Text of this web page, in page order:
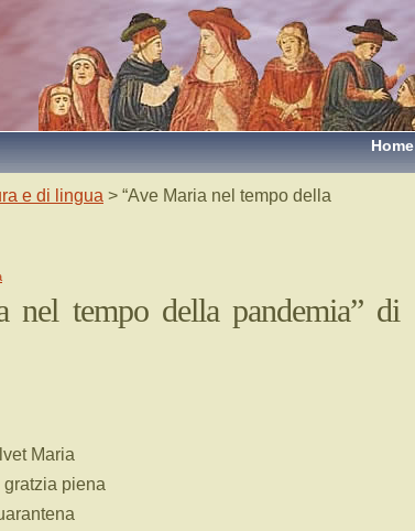
Home
e di lingua > “Ave Maria nel tempo della
nel tempo della pandemia” di
Maria
piena